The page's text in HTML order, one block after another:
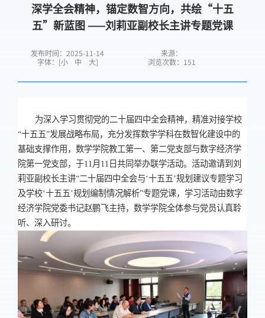
深学全会精神，锚定数智方向，共绘“十五
五”新蓝图 ——刘莉亚副校长主讲专题党课
发布时间：2025-11-14
来源：
字体：[小 中 大] 浏览次数： 151
为深入学习贯彻党的二十届四中全会精神，精准对接学校
“十五五”发展战略布局，充分发挥数学学科在数智化建设中的
基础支撑作用，数学学院教工第一、第二党支部与数字经济学
院第一党支部，于11 月 11 日共同举办联学活动。活动邀请到刘
莉亚副校长主讲“二十届四中全会与‘十五五’规划建议专题学习
及学校‘十五五’规划编制情况解析”专题党课，学习活动由数字
经济学院党委书记赵鹏飞主持，数学学院全体参与党员认真聆
听、深入研讨。